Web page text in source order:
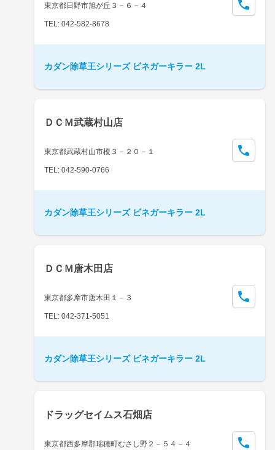
東京都日野市旭が丘３－６－４
TEL: 042-582-8678
カダン除草王シリーズ ビネガーキラー 2L
ＤＣＭ武蔵村山店
東京都武蔵村山市榎３－２０－１
TEL: 042-590-0766
カダン除草王シリーズ ビネガーキラー 2L
ＤＣＭ唐木田店
東京都多摩市唐木田１－３
TEL: 042-371-5051
カダン除草王シリーズ ビネガーキラー 2L
ドラッグセイムス石畑店
東京都西多摩郡瑞穂町むさし野２－５４－４